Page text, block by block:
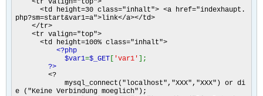
<td height=30 class="inhalt"> <a href="indexhaupt.
php?sm=start&var1=a">link</a></td>
</tr>
<tr valign="top">
<td height=100% class="inhalt">
<?php
$var1=$_GET [ 'var1' ];
?>
<?
mysql_connect("localhost","XXX","XXX") or di
e ("Keine Verbindung moeglich");